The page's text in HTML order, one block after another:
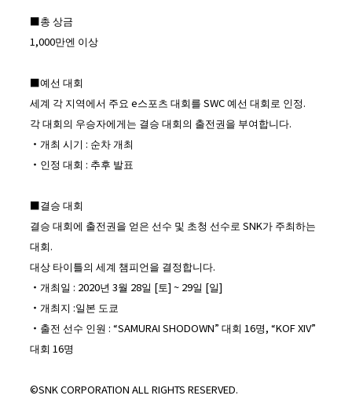
■총 상금
1,000만엔 이상
■예선 대회
세계 각 지역에서 주요 e스포츠 대회를 SWC 예선 대회로 인정.
각 대회의 우승자에게는 결승 대회의 출전권을 부여합니다.
・개최 시기 : 순차 개최
・인정 대회 : 추후 발표
■결승 대회
결승 대회에 출전권을 얻은 선수 및 초청 선수로 SNK가 주최하는
대회.
대상 타이틀의 세계 챔피언을 결정합니다.
・개최일 : 2020년 3월 28일 [토] ~ 29일 [일]
・개최지 :일본 도쿄
・출전 선수 인원 : “SAMURAI SHODOWN” 대회 16명, “KOF XIV”
대회 16명
©SNK CORPORATION ALL RIGHTS RESERVED.